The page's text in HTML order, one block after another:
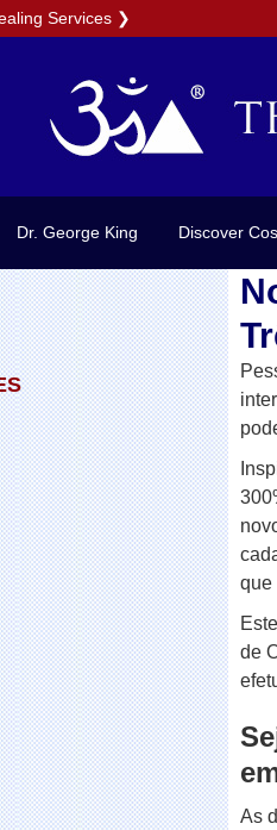
Services ❯
Dr. George King Discover
que
de
As